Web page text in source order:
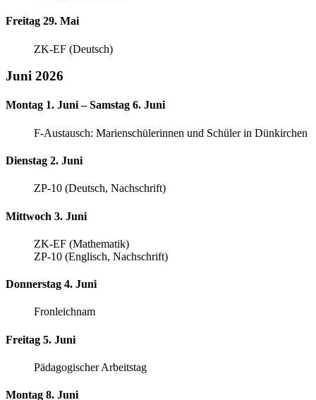
Freitag 29. Mai
ZK-EF (Deutsch)
Juni 2026
Montag 1. Juni – Samstag 6. Juni
F-Austausch: Marienschülerinnen und Schüler in Dünkirchen
Dienstag 2. Juni
ZP-10 (Deutsch, Nachschrift)
Mittwoch 3. Juni
ZK-EF (Mathematik)
ZP-10 (Englisch, Nachschrift)
Donnerstag 4. Juni
Fronleichnam
Freitag 5. Juni
Pädagogischer Arbeitstag
Montag 8. Juni